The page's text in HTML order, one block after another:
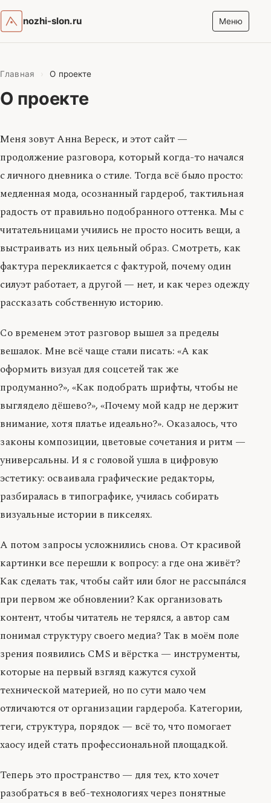
nozhi-slon.ru Меню
Главная › О проекте
О проекте
Меня зовут Анна Вереск, и этот сайт —
продолжение разговора, который когда-то начался
с личного дневника о стиле. Тогда всё было просто:
медленная мода, осознанный гардероб, тактильная
радость от правильно подобранного оттенка. Мы с
читательницами учились не просто носить вещи, а
выстраивать из них цельный образ. Смотреть, как
фактура перекликается с фактурой, почему один
силуэт работает, а другой — нет, и как через одежду
рассказать собственную историю.
Со временем этот разговор вышел за пределы
вешалок. Мне всё чаще стали писать: «А как
оформить визуал для соцсетей так же
продуманно?», «Как подобрать шрифты, чтобы не
выглядело дёшево?», «Почему мой кадр не держит
внимание, хотя платье идеально?». Оказалось, что
законы композиции, цветовые сочетания и ритм —
универсальны. И я с головой ушла в цифровую
эстетику: осваивала графические редакторы,
разбиралась в типографике, училась собирать
визуальные истории в пикселях.
А потом запросы усложнились снова. От красивой
картинки все перешли к вопросу: а где она живёт?
Как сделать так, чтобы сайт или блог не рассыпа́лся
при первом же обновлении? Как организовать
контент, чтобы читатель не терялся, а автор сам
понимал структуру своего медиа? Так в моём поле
зрения появились CMS и вёрстка — инструменты,
которые на первый взгляд кажутся сухой
технической материей, но по сути мало чем
отличаются от организации гардероба. Категории,
теги, структура, порядок — всё то, что помогает
хаосу идей стать профессиональной площадкой.
Теперь это пространство — для тех, кто хочет
разобраться в веб-технологиях через понятные